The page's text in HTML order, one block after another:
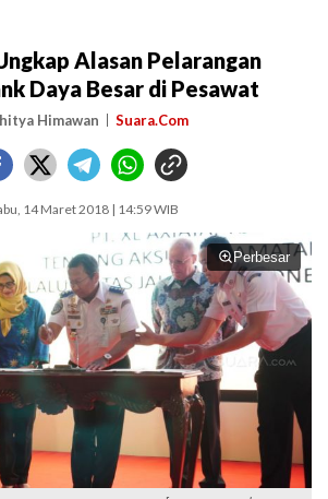
Alasan Pelarangan
Daya Besar di Pesawat
Himawan Suara.Com
14 Maret 2018 | 14:59 WIB
Perbesar